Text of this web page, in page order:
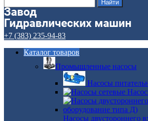
+7 (383) 235-94-83
Каталог товаров
Промышленные насосы
Насосы
Насосы двустороннего